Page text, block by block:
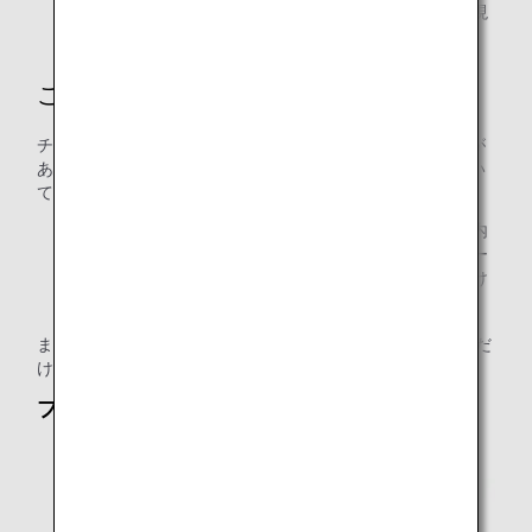
便での使用は以前まで認められていませんでしたが、現
ご使用いただけないチャイルドシート
チャイルドシートは、常にシートベルトで固定できる必要が
あります。固定できないものは、その他の基準を満たしてい
ても機内でご使用いただくことはできません。
特に、国際線ファーストクラスやビジネスクラス、国内
線プレミアムエコノミーでは、座席幅が広いため、シー
トベルトでの固定が困難な場合があり、ご使用いただけ
また、CARES以外で、こちらに記載のタイプはご使用いただ
けません。
ブースタータイプ